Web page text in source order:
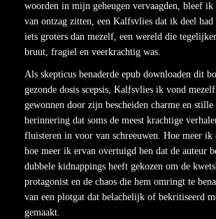
woorden in mijn geheugen vervaagden, bleef
van ontzag zitten, een Kalfsvlies dat ik deel had
iets groters dan mezelf, een wereld die
bruut, fragiel en veerkrachtig was.
Als skepticus benaderde epub downloaden dit
gezonde dosis scepsis, Kalfsvlies ik vond
gewonnen door zijn bescheiden charme en stille
herinnering dat soms de meest krachtige
fluisteren in voor van schreeuwen. Hoe meer ik
hoe meer ik ervan overtuigd ben dat de auteur
dubbele kidnappings heeft gekozen om de
protagonist en de chaos die hem omringt te
van een plotgat dat belachelijk of bekritiseerd
gemaakt.